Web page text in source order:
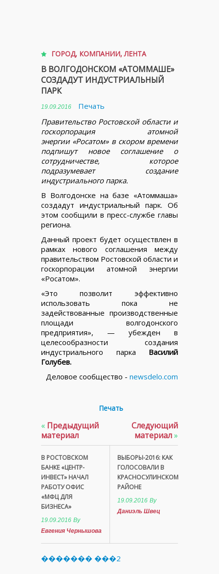
ГОРОД, КОМПАНИИ,ЛЕНТА
В ВОЛГОДОНСКОМ «АТОММАШЕ»
СОЗДАДУТ ИНДУСТРИАЛЬНЫЙ
ПАРК
19.09.2016
Печать
Правительство Ростовской области и
госкорпорация атомной
энергии «Росатом» в скором времени
подпишут новое соглашение о
сотрудничестве, которое
подразумевает создание
индустриального парка.
В Волгодонске на базе «Атоммаша»
создадут индустриальный парк. Об
этом сообщили в пресс-службе главы
региона.
Данный проект будет осуществлен в
рамках нового соглашения между
правительством Ростовской области и
госкорпорации атомной энергии
«Росатом».
«Это позволит эффективно
использовать пока не
задействованные производственные
площади волгодонского
предприятия», — убежден в
целесообразности создания
индустриального парка Василий
Голубев.
Деловое сообщество - newsdelo.com
Печать
« Предыдущий
материал
В РОСТОВСКОМ
БАНКЕ «ЦЕНТР-
ИНВЕСТ» НАЧАЛ
РАБОТУ ОФИС
«МФЦ ДЛЯ
БИЗНЕСА»
19.09.2016 By
Евгения Чернышова
Следующий
материал»
ВЫБОРЫ-2016: КАК
ГОЛОСОВАЛИ В
КРАСНОСУЛИНСКОМ
РАЙОНЕ
19.09.2016 By
Даниэль Швец
������� ���2